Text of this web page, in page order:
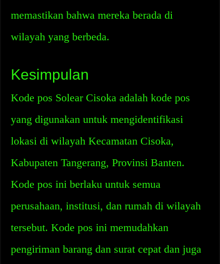
memastikan bahwa mereka berada di
wilayah yang berbeda.
Kesimpulan
Kode pos Solear Cisoka adalah kode pos
yang digunakan untuk mengidentifikasi
lokasi di wilayah Kecamatan Cisoka,
Kabupaten Tangerang, Provinsi Banten.
Kode pos ini berlaku untuk semua
perusahaan, institusi, dan rumah di wilayah
tersebut. Kode pos ini memudahkan
pengiriman barang dan surat cepat dan juga